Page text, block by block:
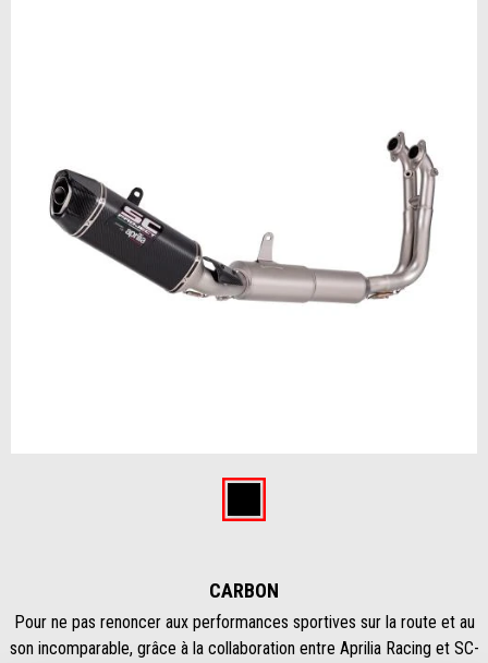
CARBON
Pour ne pas renoncer aux performances sportives sur la route et au
son incomparable, grâce à la collaboration entre Aprilia Racing et SC-